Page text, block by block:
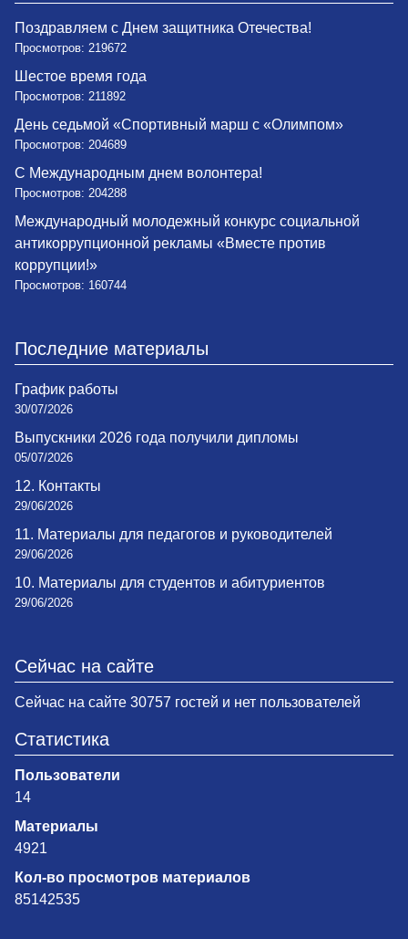
Поздравляем с Днем защитника Отечества!
Просмотров: 219672
Шестое время года
Просмотров: 211892
День седьмой «Спортивный марш с «Олимпом»
Просмотров: 204689
С Международным днем волонтера!
Просмотров: 204288
Международный молодежный конкурс социальной
антикоррупционной рекламы «Вместе против
коррупции!»
Просмотров: 160744
Последние материалы
График работы
30/07/2026
Выпускники 2026 года получили дипломы
05/07/2026
12. Контакты
29/06/2026
11. Материалы для педагогов и руководителей
29/06/2026
10. Материалы для студентов и абитуриентов
29/06/2026
Сейчас на сайте
Сейчас на сайте 30757 гостей и нет пользователей
Статистика
Пользователи
14
Материалы
4921
Кол-во просмотров материалов
85142535